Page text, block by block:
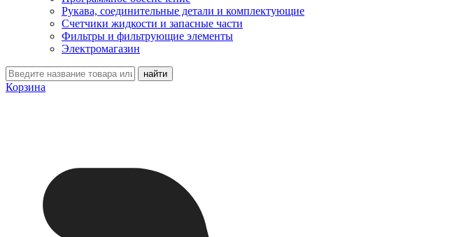
Рукава, соединительные детали и комплектующие
Счетчики жидкости и запасные части
Фильтры и фильтрующие элементы
Электромагазин
Корзина